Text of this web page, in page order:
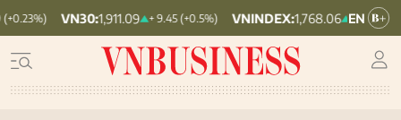
+ 9.45 (+0.5%) VNINDEX:1,768.06 + 6.83 (+0.39%) HNX30:455.12